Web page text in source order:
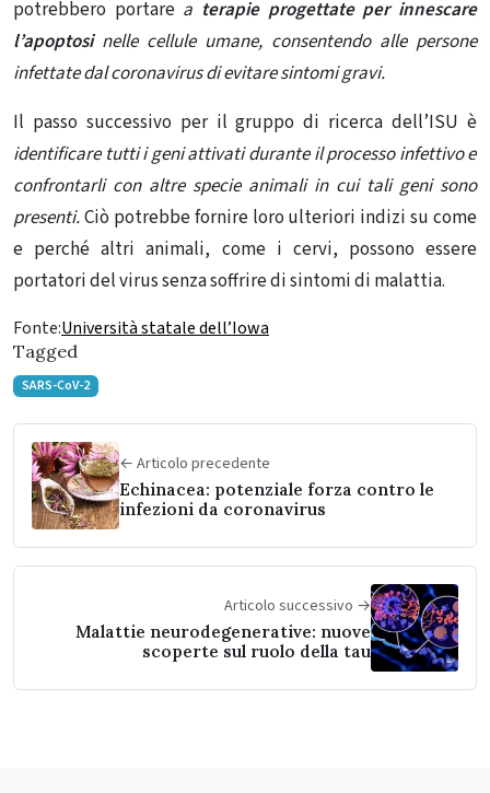
potrebbero portarea terapie progettate per innescare
l’apoptosinelle cellule umane, consentendo alle persone
infettate dal coronavirus di evitare sintomi gravi.
Il passo successivo per il gruppo di ricerca dell’ISU è
identificare tutti i geni attivati ​​durante il processo infettivo e
confrontarli con altre specie animali in cui tali geni sono
presenti.Ciò potrebbe fornire loro ulteriori indizi su come
e perché altri animali, come i cervi, possono essere
portatori del virus senza soffrire di sintomi di malattia.
Fonte:Università statale dell’Iowa
Tagged
SARS-CoV-2
← Articolo precedente
Echinacea: potenziale forza contro le
infezioni da coronavirus
Articolo successivo →
Malattie neurodegenerative: nuove
scoperte sul ruolo della tau